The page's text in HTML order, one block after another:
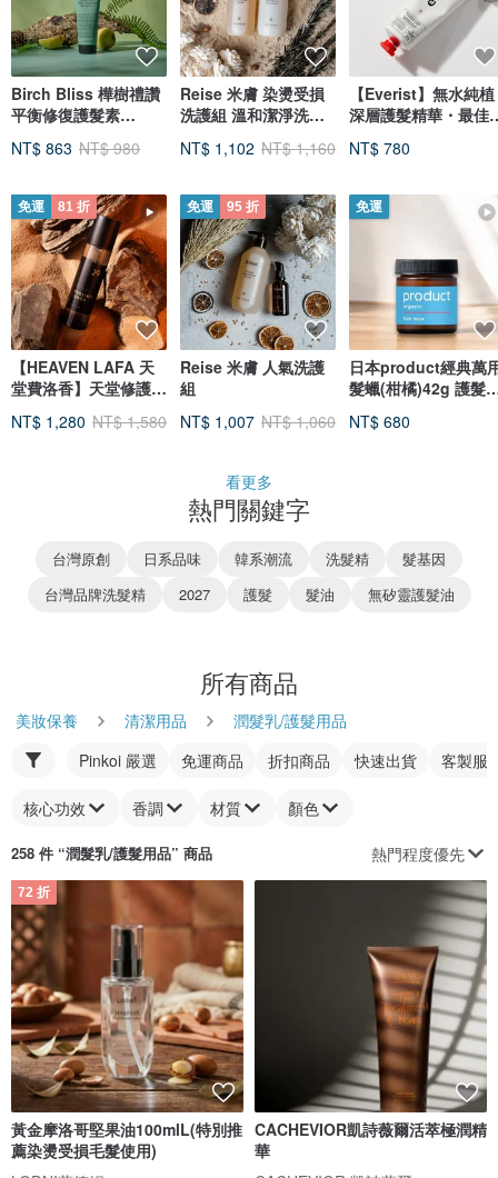
Birch Bliss 樺樹禮讚
平衡修復護髮素
NT$ 863 NT$ 980
免運 81 折
【HEAVEN LAFA 天
堂費洛香】天堂修護髮
NT$ 1,280 NT$ 1,580
Reise 米膚 染燙受損
洗護組 溫和潔淨洗髮
NT$ 1,102 NT$ 1,160
免運 95 折
Reise 米膚 人氣洗護
組
NT$ 1,007 NT$ 1,060
【Everist】無水純植
深層護髮精華・最佳
NT$ 780
免運
日本product經典萬
髮蠟(柑橘)42g 護髮
用
NT$ 680
看更多
熱門關鍵字
台灣原創 日系品味 韓系潮流 洗髮精
髮基因
台灣品牌洗髮精
2027 護髮 髮油 無矽靈護髮油
所有商品
美妝保養 清潔用品
潤髮乳/護髮用品
Pinkoi 嚴選
免運商品 折扣商品 快速出貨 客製服
核心功效 香調 材質 顏色
258 件 “潤髮乳/護髮用品” 商品 熱門程度優先
72 折
黃金摩洛哥堅果油100mlL(特別推
薦染燙受損毛髮使用)
CACHEVIOR凱詩薇爾活萃極潤精
華